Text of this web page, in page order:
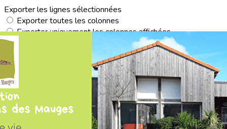
Exporter les lignes sélectionnées
Exporter toutes les colonnes
Exporter uniquement les colonnes affichées
Menu
<
Agenda
?>